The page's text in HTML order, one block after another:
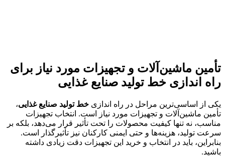
تأمین ماشین‌آلات و تجهیزات مورد نیاز برای
راه اندازی خط تولید صنایع غذایی
یکی از اساسی‌ترین مراحل در راه اندازی خط تولید صنایع غذایی،
تأمین ماشین‌آلات و تجهیزات مورد نیاز است. انتخاب تجهیزات
مناسب، نه تنها کیفیت محصولات را تحت تأثیر قرار می‌دهد، بلکه بر
سرعت تولید، هزینه‌ها و حتی ایمنی کارکنان نیز تأثیرگذار است.
بنابراین، باید در انتخاب و خرید این تجهیزات دقت زیادی داشته
باشید.